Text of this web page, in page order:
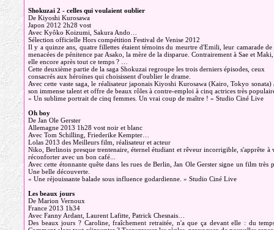
Shokuzai 2 - celles qui voulaient oublier
De Kiyoshi Kurosawa
Japon 2012 2h28 vost
Avec Kyôko Koizumi, Sakura Ando…
Sélection officielle Hors compétition Festival de Venise 2012
Il y a quinze ans, quatre fillettes étaient témoins du meurtre d'Emili, leur camarade
menacées de pénitence par Asako, la mère de la disparue. Contrairement à Sae et
elle encore après tout ce temps ? …
Cette deuxième partie de la saga Shokuzai regroupe les trois derniers épisodes, ceux
consacrés aux héroïnes qui choisissent d'oublier le drame.
Avec cette vaste saga, le réalisateur japonais Kiyoshi Kurosawa (Kairo, Tokyo
son immense talent et offre de beaux rôles à contre-emploi à cinq actrices très
« Un sublime portrait de cinq femmes. Un vrai coup de maître ! » Studio Ciné Live
Oh boy
De Jan Ole Gerster
Allemagne 2013 1h28 vost noir et blanc
Avec Tom Schilling, Friederike Kempter…
Lolas 2013 des Meilleurs film, réalisateur et acteur
Niko, Berlinois presque trentenaire, éternel étudiant et rêveur incorrigible, s'apprête
réconforter avec un bon café...
Avec cette étonnante quête dans les rues de Berlin, Jan Ole Gerster signe un film
Une belle découverte.
« Une réjouissante balade sous influence godardienne. » Studio Ciné Live
Les beaux jours
De Marion Vernoux
France 2013 1h34
Avec Fanny Ardant, Laurent Lafitte, Patrick Chesnais…
Des beaux jours ? Caroline, fraîchement retraitée, n'a que ça devant elle : du